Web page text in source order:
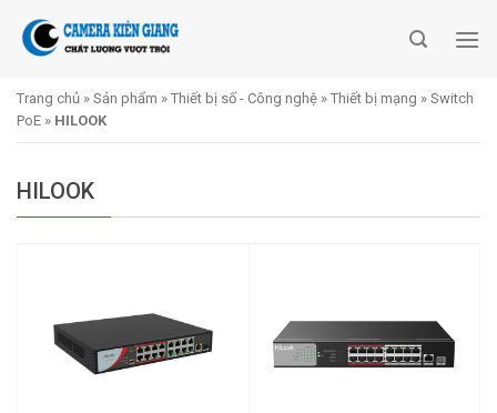
Trang chủ » Sản phẩm » Thiết bị số - Công nghệ » Thiết bị mạng » Switch
PoE » HILOOK
HILOOK